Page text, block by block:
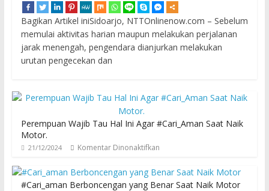
Bagikan Artikel iniSidoarjo, NTTOnlinenow.com – Sebelum
memulai aktivitas harian maupun melakukan perjalanan
jarak menengah, pengendara dianjurkan melakukan
urutan pengecekan dan
Perempuan Wajib Tau Hal Ini Agar #Cari_Aman Saat Naik
Motor.
21/12/2024 Komentar Dinonaktifkan
#Cari_aman Berboncengan yang Benar Saat Naik Motor